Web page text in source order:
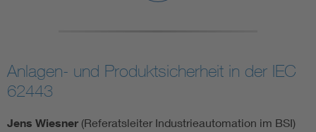
Anlagen- und Produktsicherheit in der IEC
62443
Jens Wiesner (Referatsleiter Industrieautomation im BSI)